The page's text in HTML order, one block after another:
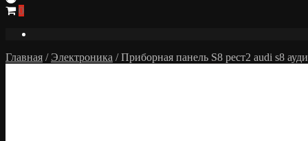
Разбор Ауди А8
0
Главная / Электроника / Приборная панель S8 рест2 audi s8